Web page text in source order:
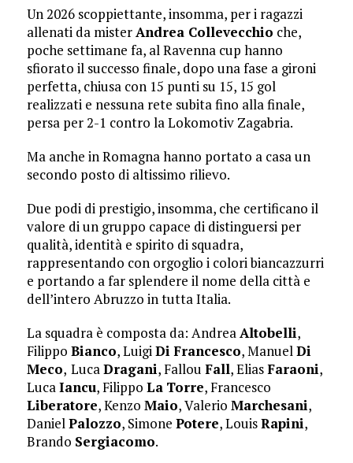
Un 2026 scoppiettante, insomma, per i ragazzi
allenati da misterAndrea Collevecchio che,
poche settimane fa, al Ravenna cup hanno
sfiorato il successo finale, dopo una fase a gironi
perfetta, chiusa con 15 punti su 15, 15 gol
realizzati e nessuna rete subita fino alla finale,
persa per 2-1 contro la Lokomotiv Zagabria.
Ma anche in Romagna hanno portato a casa un
secondo posto di altissimo rilievo.
Due podi di prestigio, insomma, che certificano il
valore di un gruppo capace di distinguersi per
qualità, identità e spirito di squadra,
rappresentando con orgoglio i colori biancazzurri
e portando a far splendere il nome della città e
dell’intero Abruzzo in tutta Italia.
La squadra è composta da: AndreaAltobelli,
Filippo Bianco, LuigiDi Francesco, ManuelDi
Meco, LucaDragani, Fallou Fall, EliasFaraoni,
LucaIancu, Filippo La Torre, Francesco
Liberatore, Kenzo Maio, Valerio Marchesani,
DanielPalozzo, Simone Potere, LouisRapini,
Brando Sergiacomo.